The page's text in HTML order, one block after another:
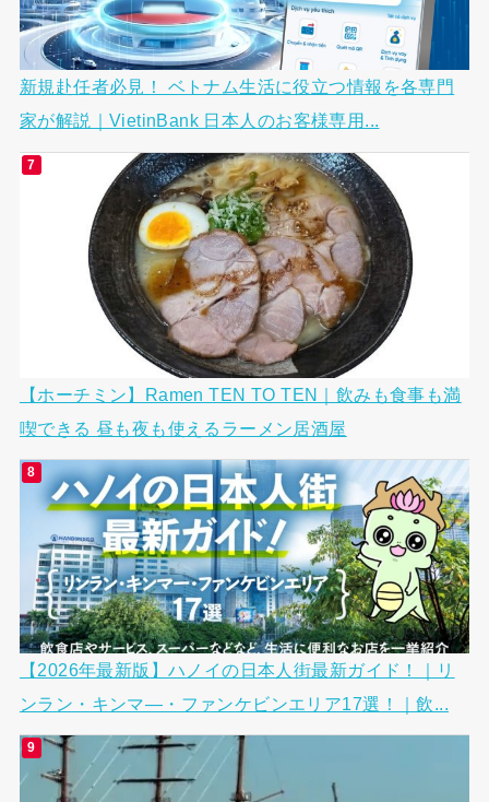
新規赴任者必見！ ベトナム生活に役立つ情報を各専門
家が解説｜VietinBank 日本人のお客様専用...
【ホーチミン】Ramen TEN TO TEN｜飲みも食事も満
喫できる 昼も夜も使えるラーメン居酒屋
【2026年最新版】ハノイの日本人街最新ガイド！｜リ
ンラン・キンマ―・ファンケビンエリア17選！｜飲...